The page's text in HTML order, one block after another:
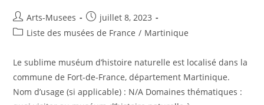
Arts-Musees
juillet 8, 2023
Liste des musées de France / Martinique
Le sublime muséum d’histoire naturelle est localisé dans la
commune de Fort-de-France, département Martinique.
Nom d’usage (si applicable) : N/A Domaines thématiques :